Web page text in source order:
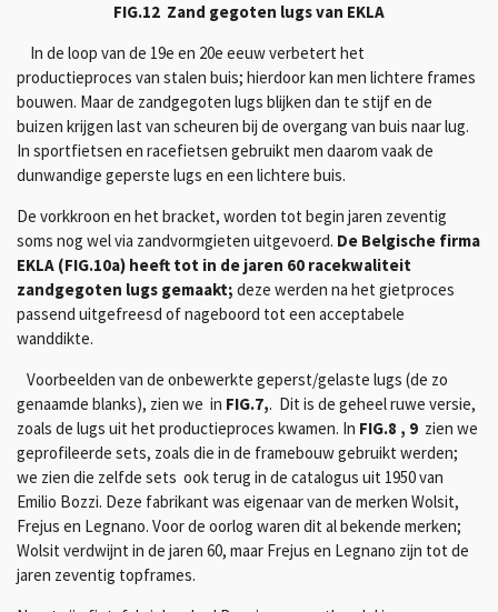
FIG.12 Zand gegoten lugs van EKLA
In de loop van de 19e en 20e eeuw verbetert het
productieproces van stalen buis; hierdoor kan men lichtere frames
bouwen. Maar de zandgegoten lugs blijken dan te stijf en de
buizen krijgen last van scheuren bij de overgang van buis naar lug.
In sportfietsen en racefietsen gebruikt men daarom vaak de
dunwandige geperste lugs en een lichtere buis.
De vorkkroon en het bracket, worden tot begin jaren zeventig
soms nog welvia zandvormgieten uitgevoerd. De Belgische firma
EKLA (FIG.10a) heeft tot in de jaren 60 racekwaliteit
zandgegoten lugs gemaakt; deze werden na het gietproces
passend uitgefreesd of nageboord tot een acceptabele
wanddikte.
Voorbeelden van de onbewerkte geperst/gelaste lugs (de zo
genaamde blanks), zien we in FIG.7,. Dit is de geheel ruwe versie,
zoals de lugs uit het productieproces kwamen. In FIG.8 , 9 zien we
geprofileerde sets, zoals die in de framebouw gebruikt werden;
we zien die zelfde sets ook terug in de catalogus uit 1950 van
Emilio Bozzi. Deze fabrikant was eigenaar van de merken Wolsit,
Frejus en Legnano. Voor de oorlog waren dit al bekende merken;
Wolsit verdwijnt in de jaren 60, maar Frejus en Legnano zijn tot de
jaren zeventig topframes.